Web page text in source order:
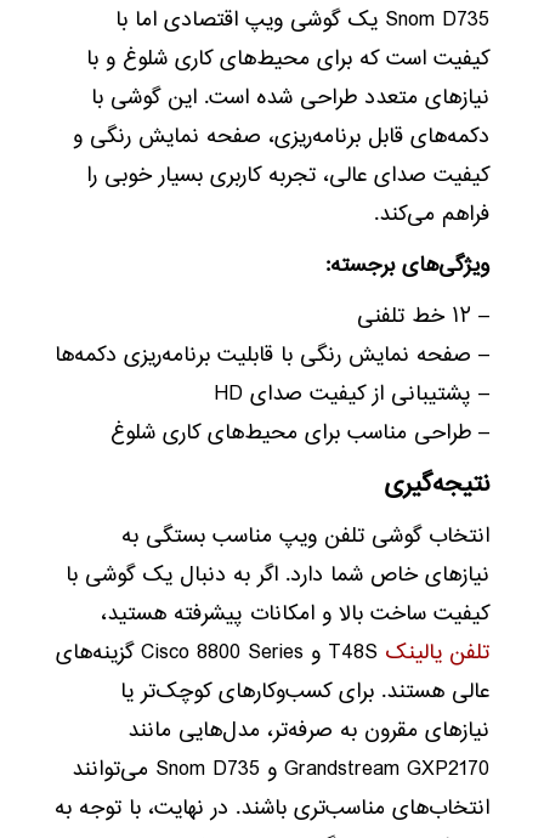
Snom D735 یک گوشی ویپ اقتصادی اما با
کیفیت است که برای محیط‌های کاری شلوغ و با
نیازهای متعدد طراحی شده است. این گوشی با
دکمه‌های قابل برنامه‌ریزی، صفحه نمایش رنگی و
کیفیت صدای عالی، تجربه کاربری بسیار خوبی را
فراهم می‌کند.
ویژگی‌های برجسته:
– ۱۲ خط تلفنی
– صفحه نمایش رنگی با قابلیت برنامه‌ریزی دکمه‌ها
– پشتیبانی از کیفیت صدای HD
– طراحی مناسب برای محیط‌های کاری شلوغ
نتیجه‌گیری
انتخاب گوشی تلفن ویپ مناسب بستگی به
نیازهای خاص شما دارد. اگر به دنبال یک گوشی با
کیفیت ساخت بالا و امکانات پیشرفته هستید،
تلفن یالینک
T48S و Cisco 8800 Series گزینه‌های
عالی هستند. برای کسب‌وکارهای کوچک‌تر یا
نیازهای مقرون به صرفه‌تر، مدل‌هایی مانند
Grandstream GXP2170 و Snom D735 می‌توانند
انتخاب‌های مناسب‌تری باشند. در نهایت، با توجه به